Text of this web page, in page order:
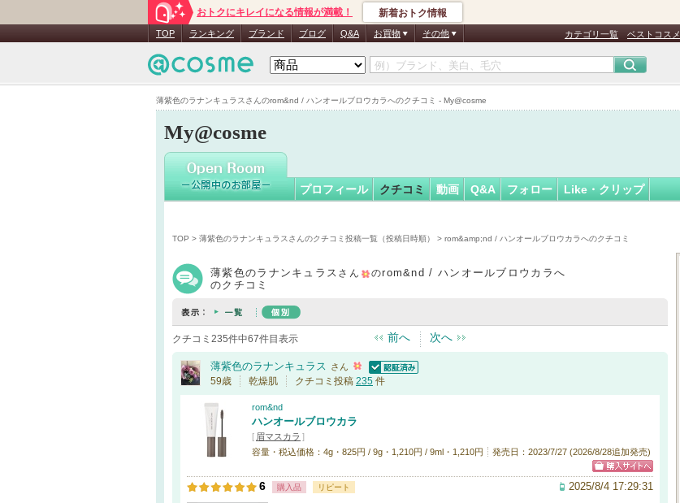
薄紫色のラナンキュラスさんのrom&nd / ハンオールブロウカラへのクチコミ - My@cosme
おトクにキレイになる情報が満載！ 新着おトク情報
TOP ランキング ブランド ブログ Q&A お買物 その他 カテゴリ一覧 ベストコスメ
My@cosme
薄紫色のラナンキ…さん
認
証
プロフィール クチコミ 動画 Q&A フォロー Like・クリップ
TOP > 薄紫色のラナンキュラスさんのクチコミ投稿一覧（投稿日時順） > rom&amp;nd / ハンオールブロウカラへのクチコミ
薄紫色のラナンキュラス さん のrom&nd / ハンオールブロウカラへ
のクチコミ
クチコミ235件中67件目表示 前へ 次へ
薄紫色のラナンキュラス さん
認証済
59歳 乾燥肌 クチコミ投稿 235 件
rom&nd
ハンオールブロウカラ
[ 眉マスカラ ]
容量・税込価格：4g・825円 / 9g・1,210円 / 9ml・1,210円
発売日：2023/7/27 (2026/8/28追加発売)
6 購入品 リピート 2025/8/4 17:29:31